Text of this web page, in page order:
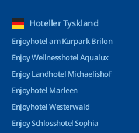
Hoteller Tyskland
Enjoyhotel am Kurpark Brilon
Enjoy Wellnesshotel Aqualux
Enjoy Landhotel Michaelishof
Enjoyhotel Marleen
Enjoyhotel Westerwald
Enjoy Schlosshotel Sophia